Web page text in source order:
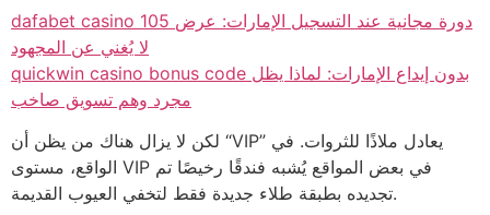
dafabet casino 105 دورة مجانية عند التسجيل الإمارات: عرض
لا يُغني عن المجهود
quickwin casino bonus code بدون إيداع الإمارات: لماذا يظل
مجرد وهم تسويق صاخب
لكن لا يزال هناك من يظن أن “VIP” يعادل ملاذًا للثروات. في
الواقع، مستوى VIP في بعض المواقع يُشبه فندقًا رخيصًا تم
تجديده بطبقة طلاء جديدة فقط لتخفي العيوب القديمة.